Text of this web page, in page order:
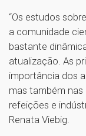
“Os estudos
a comunidade
bastante
atualização. As
importância dos
mas também
refeições e
Renata Viebig.